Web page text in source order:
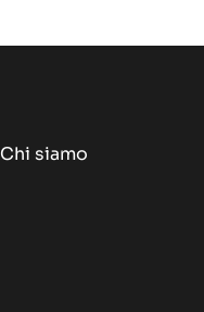
Chi siamo